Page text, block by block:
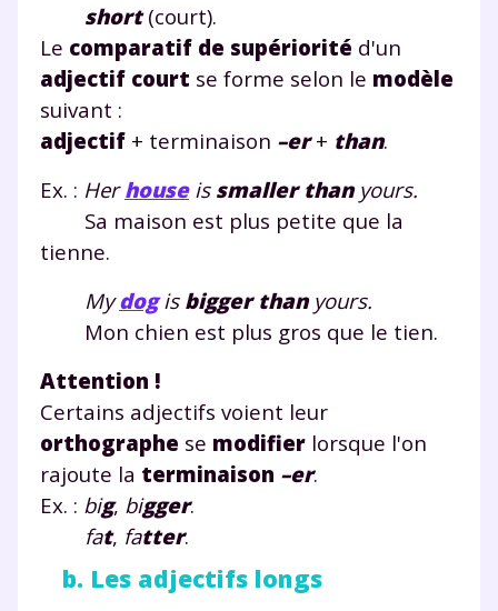
short(court).
Le comparatif de supériorité d'un
adjectif court se forme selon le modèle
suivant :
adjectif + terminaison –er+ than.
Ex. : Herhouseis smaller thanyours.
Sa maison est plus petite que la
tienne.
Mydogis bigger thanyours.
Mon chien est plus gros que le tien.
Attention !
Certains adjectifs voient leur
orthographe se modifier lorsque l'on
rajoute la terminaison –er.
Ex. : big, bigger.
fat, fatter.
b. Les adjectifs longs